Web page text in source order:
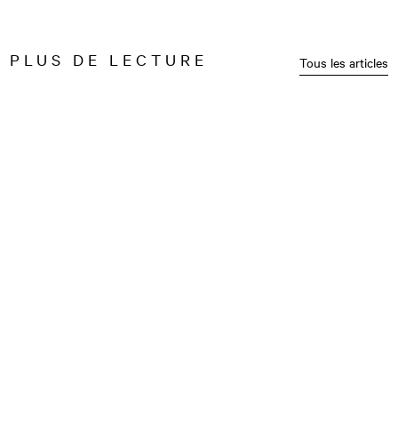
PLUS DE LECTURE Tous les articles